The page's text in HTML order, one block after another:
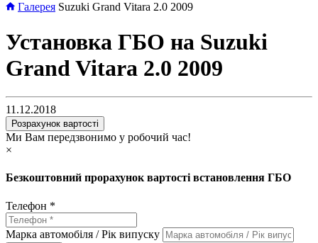
Галерея Suzuki Grand Vitara 2.0 2009
Установка ГБО на Suzuki
Grand Vitara 2.0 2009
11.12.2018
Розрахунок вартості
Ми Вам передзвонимо у робочий час!
×
Безкоштовний прорахунок вартості встановлення ГБО
Телефон *
Марка автомобіля / Рік випуску